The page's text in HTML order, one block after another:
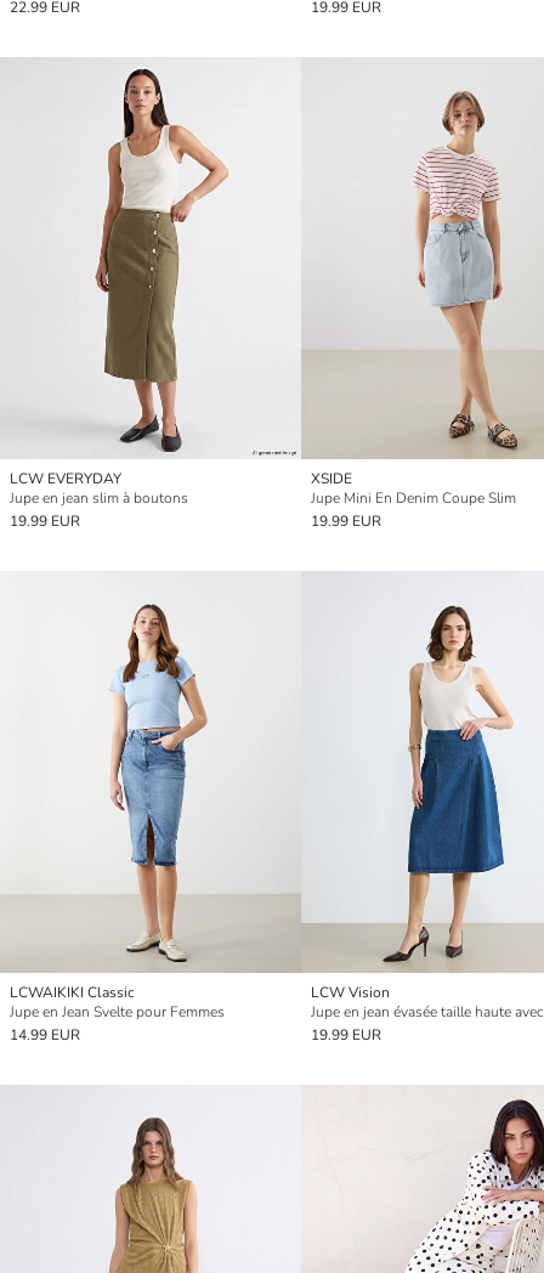
22.99 EUR 19.99 EUR
LCW EVERYDAY
Jupe en jean slim à boutons
19.99 EUR
XSIDE
Jupe Mini En Denim Coupe Slim
19.99 EUR
LCWAIKIKI Classic
Jupe en Jean Svelte pour Femmes
14.99 EUR
LCW Vision
19.99 EUR